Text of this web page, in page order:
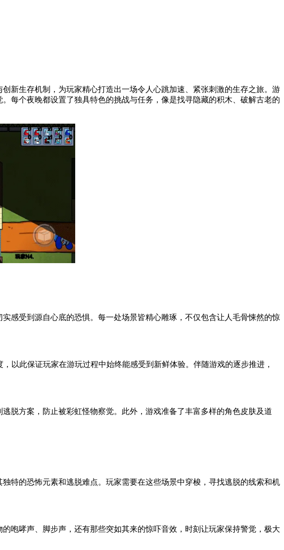
新生存机制，为玩家精心打造出一场令人心跳加速、紧张刺激的生存之旅。游
每个夜晚都设置了独具特色的挑战与任务，像是找寻隐藏的积木、破解古老的
感受到源自心底的恐惧。每一处场景皆精心雕琢，不仅包含让人毛骨悚然的惊
以此保证玩家在游玩过程中始终能感受到新鲜体验。伴随游戏的逐步推进，
脱方案，防止被彩虹怪物察觉。此外，游戏准备了丰富多样的角色皮肤及道
特的恐怖元素和逃脱难点。玩家需要在这些场景中穿梭，寻找逃脱的线索和机
咆哮声、脚步声，还有那些突如其来的惊吓音效，时刻让玩家保持警觉，极大